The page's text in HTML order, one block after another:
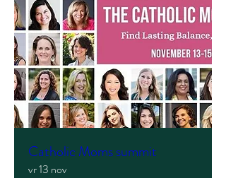
Catholic Moms summit
vr 13 nov